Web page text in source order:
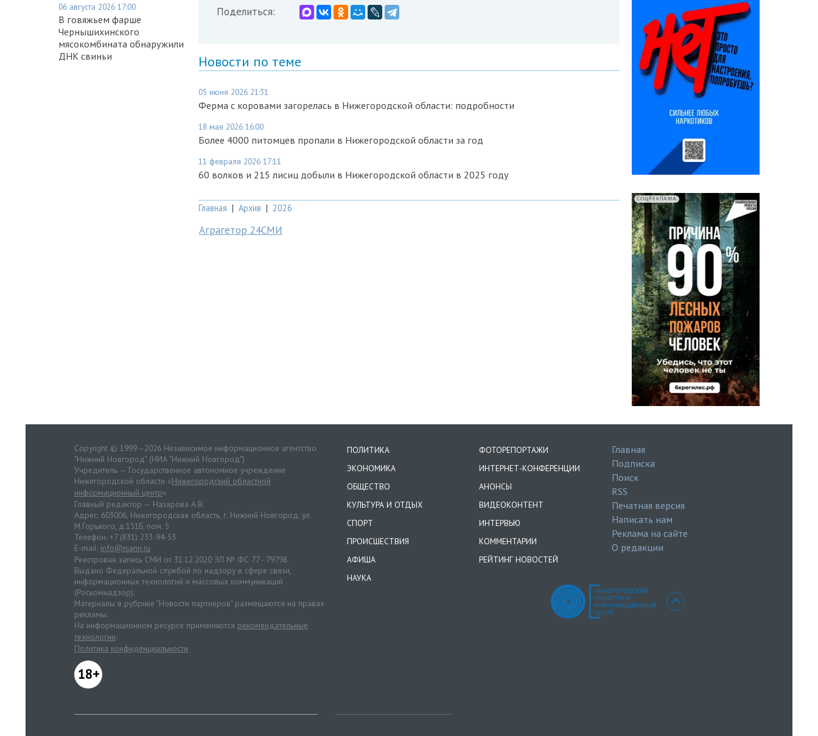
06 августа 2026 17:00
В говяжьем фарше
Чернышихинского
мясокомбината обнаружили
ДНК свиньи
Поделиться:
Новости по теме
05 июня 2026 21:31
Ферма с коровами загорелась в Нижегородской области: подробности
18 мая 2026 16:00
Более 4000 питомцев пропали в Нижегородской области за год
11 февраля 2026 17:11
60 волков и 215 лисиц добыли в Нижегородской области в 2025 году
Главная | Архив | 2026
Аграгетор 24СМИ
СОЦРЕКЛАМА
Copyright © 1999—2026 Независимое информационное агентство
"Нижний Новгород" (НИА "Нижний Новгород")
Учредитель — Государственное автономное учреждение
Нижегородской области «Нижегородский областной
информационный центр»
Главный редактор — Назарова А.В.
Адрес: 603006, Нижегородская область, г. Нижний Новгород. ул.
М.Горького, д.151Б, пом. 5
Телефон: +7 (831) 233-94-53
E-mail: info@niann.ru
Реестровая запись СМИ от 31.12.2020 ЭЛ № ФС 77 - 79798.
Выдано Федеральной службой по надзору в сфере связи,
информационных технологий и массовых коммуникаций
(Роскомнадзор).
Материалы в рубрике "Новости партнеров" размещаются на правах
рекламы.
На информационном ресурсе применяются рекомендательные
технологии.
Политика конфиденциальности
18+
ПОЛИТИКА
ЭКОНОМИКА
ОБЩЕСТВО
КУЛЬТУРА И ОТДЫХ
СПОРТ
ПРОИСШЕСТВИЯ
АФИША
НАУКА
ФОТОРЕПОРТАЖИ
ИНТЕРНЕТ-КОНФЕРЕНЦИИ
АНОНСЫ
ВИДЕОКОНТЕНТ
ИНТЕРВЬЮ
КОММЕНТАРИИ
РЕЙТИНГ НОВОСТЕЙ
Главная
Подписка
Поиск
RSS
Печатная версия
Написать нам
Реклама на сайте
О редакции